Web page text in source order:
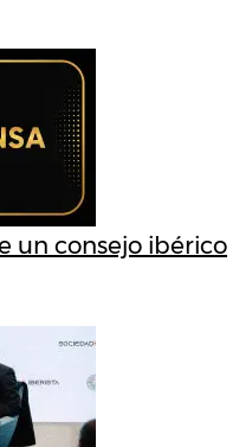
un consejo ibérico